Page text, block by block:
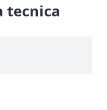
tecnica